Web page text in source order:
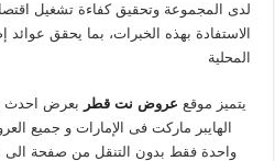
لدى المجموعة وتحقيق كفاءة تشغيل
الاستفادة بهذه الخبرات، بما يحقق
المحلية
يتميز موقع عروض نت قطر بعرض احدث
الهايبر ماركت فى الإمارات و جميع
واحدة فقط بدون التنقل من صفحة الى